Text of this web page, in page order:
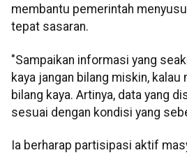
membantu pemerintah
tepat sasaran.
"Sampaikan informasi yang
kaya jangan bilang miskin, kalau
bilang kaya. Artinya, data yang
sesuai dengan kondisi yang
Ia berharap partisipasi aktif